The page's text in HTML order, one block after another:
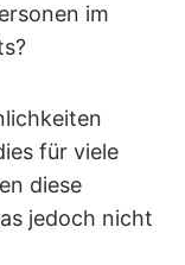
im
für viele
diese
jedoch nicht